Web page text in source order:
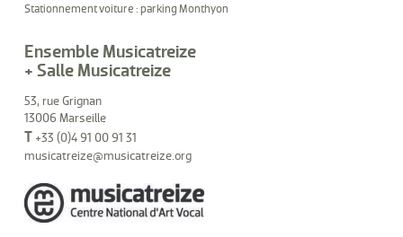
Stationnement voiture : parking Monthyon
Ensemble Musicatreize
+ Salle Musicatreize
53, rue Grignan
13006 Marseille
T+33 (0)4 91 00 91 31
musicatreize@musicatreize.org